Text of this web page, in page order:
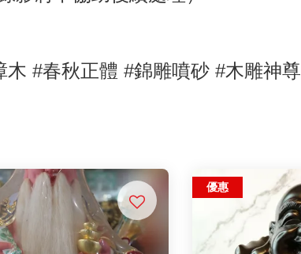
木 #春秋正體 #錦雕噴砂 #木雕神尊
優惠